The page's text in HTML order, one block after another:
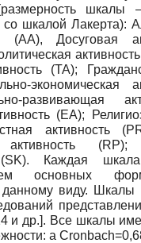
(размерность
со шкалой Лакерта):
(АА), Досуговая
(ТА);
экономическая
развивающая
(EA);
активность
активность
(SK).
Каждая
основных
виду. Шкалы
и др.]. Все шкалы
a